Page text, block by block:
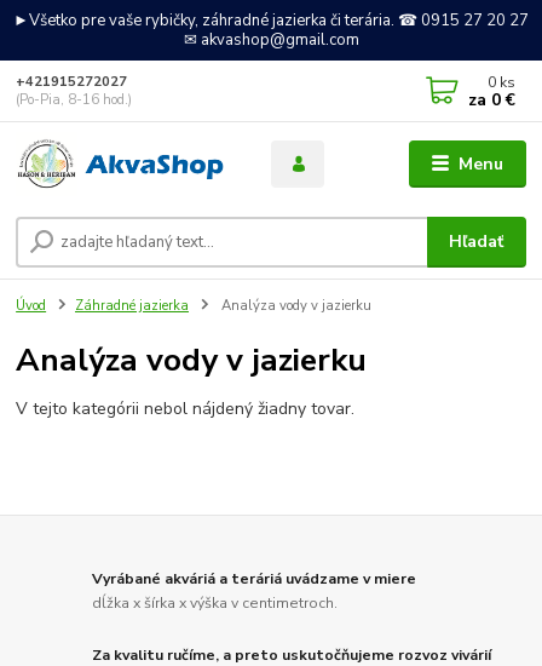
►Všetko pre vaše rybičky, záhradné jazierka či terária. ☎ 0915 27 20 27
✉ akvashop@gmail.com
Menu
Hľadať
+421915272027
(Po-Pia, 8-16 hod.)
0 ks
za 0 €
Úvod Záhradné jazierka Analýza vody v jazierku
Analýza vody v jazierku
V tejto kategórii nebol nájdený žiadny tovar.
Vyrábané akváriá a teráriá uvádzame v miere
dĺžka x šírka x výška v centimetroch.
Za kvalitu ručíme, a preto uskutočňujeme rozvoz vivárií